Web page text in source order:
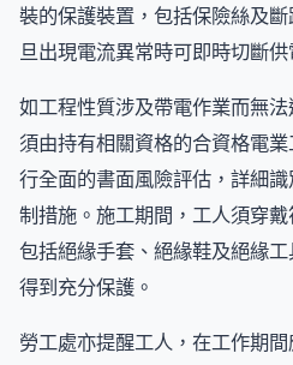
裝的保護裝置，包括保險絲及
旦出現電流異常時可即時切斷供
如工程性質涉及帶電作業而無
須由持有相關資格的合資格電
行全面的書面風險評估，詳細
制措施。施工期間，工人須穿
包括絕緣手套、絕緣鞋及絕緣
得到充分保護。
勞工處亦提醒工人，在工作期